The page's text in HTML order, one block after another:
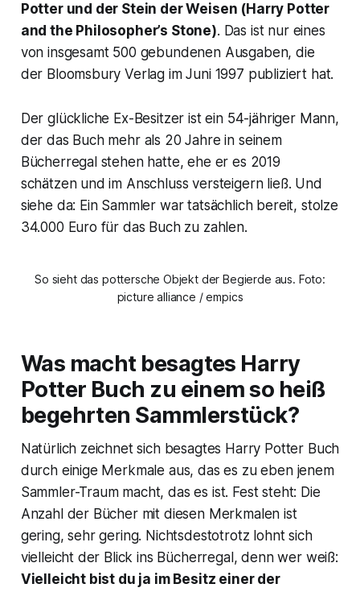
Potter und der Stein der Weisen (Harry Potter
and the Philosopher’s Stone). Das ist nur eines
von insgesamt 500 gebundenen Ausgaben, die
der Bloomsbury Verlag im Juni 1997 publiziert hat.
Der glückliche Ex-Besitzer ist ein 54-jähriger Mann,
der das Buch mehr als 20 Jahre in seinem
Bücherregal stehen hatte, ehe er es 2019
schätzen und im Anschluss versteigern ließ. Und
siehe da: Ein Sammler war tatsächlich bereit, stolze
34.000 Euro für das Buch zu zahlen.
So sieht das pottersche Objekt der Begierde aus. Foto:
picture alliance / empics
Was macht besagtes Harry
Potter Buch zu einem so heiß
begehrten Sammlerstück?
Natürlich zeichnet sich besagtes Harry Potter Buch
durch einige Merkmale aus, das es zu eben jenem
Sammler-Traum macht, das es ist. Fest steht: Die
Anzahl der Bücher mit diesen Merkmalen ist
gering, sehr gering. Nichtsdestotrotz lohnt sich
vielleicht der Blick ins Bücherregal, denn wer weiß:
Vielleicht bist du ja im Besitz einer der